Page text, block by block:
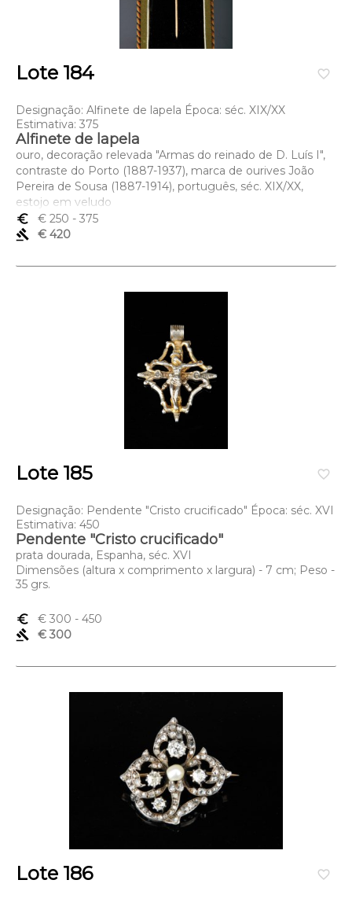
favorite_border
Lote 184
Designação: Alfinete de lapela Época: séc. XIX/XX
Estimativa: 375
Alfinete de lapela
ouro, decoração relevada "Armas do reinado de D. Luís I",
contraste do Porto (1887-1937), marca de ourives João
Pereira de Sousa (1887-1914), português, séc. XIX/XX,
estojo em veludo
Dimensões (altura x comprimento x largura) - 7,5 cm; Peso
- 3,2 grs.
euro_symbol € 250 - 375
gavel
€ 420
favorite_border
Lote 185
Designação: Pendente "Cristo crucificado" Época: séc. XVI
Estimativa: 450
Pendente "Cristo crucificado"
prata dourada, Espanha, séc. XVI
Dimensões (altura x comprimento x largura) - 7 cm; Peso -
35 grs.
euro_symbol € 300 - 450
gavel
€ 300
favorite_border
Lote 186